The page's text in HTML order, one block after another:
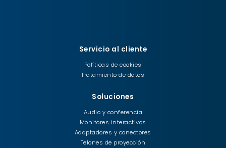
Servicio al cliente
Políticas de cookies
Tratamiento de datos
Soluciones
Audio y conferencia
Monitores interactivos
Adaptadores y conectores
Telones de proyección